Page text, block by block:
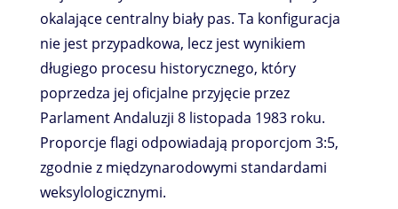
okalające centralny biały pas. Ta konfiguracja
nie jest przypadkowa, lecz jest wynikiem
długiego procesu historycznego, który
poprzedza jej oficjalne przyjęcie przez
Parlament Andaluzji 8 listopada 1983 roku.
Proporcje flagi odpowiadają proporcjom 3:5,
zgodnie z międzynarodowymi standardami
weksylologicznymi.